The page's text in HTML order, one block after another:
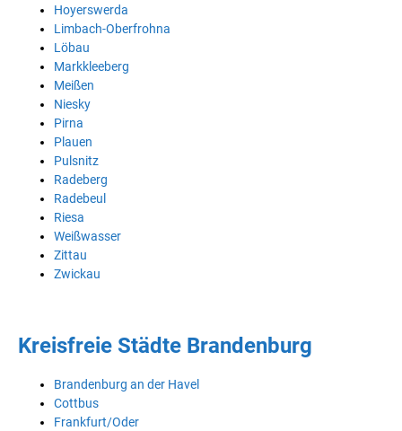
Hoyerswerda
Limbach-Oberfrohna
Löbau
Markkleeberg
Meißen
Niesky
Pirna
Plauen
Pulsnitz
Radeberg
Radebeul
Riesa
Weißwasser
Zittau
Zwickau
Kreisfreie Städte Brandenburg
Brandenburg an der Havel
Cottbus
Frankfurt/Oder